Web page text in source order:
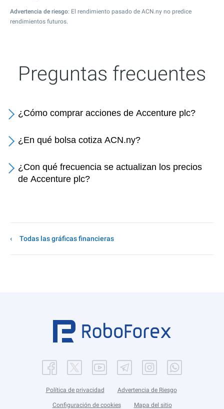
Advertencia de riesgo: El rendimiento pasado de ACN.ny no predice
rendimientos futuros.
Preguntas frecuentes
¿Cómo comprar acciones de Accenture plc?
¿En qué bolsa cotiza ACN.ny?
¿Con qué frecuencia se actualizan los precios
de Accenture plc?
Todas las gráficas financieras
Política de privacidad Advertencia de Riesgo
Configuración de cookies Mapa del sitio